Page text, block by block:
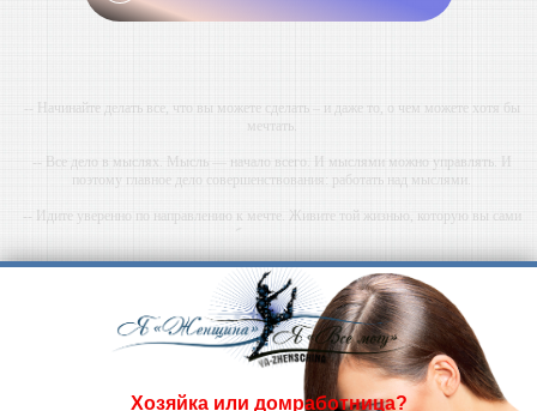
-- Начинайте делать все, что вы можете сделать – и даже то, о чем можете хотя бы
мечтать.
-- Все дело в мыслях. Мысль — начало всего. И мыслями можно управлять. И
поэтому главное дело совершенствования: работать над мыслями.
-- Идите уверенно по направлению к мечте. Живите той жизнью, которую вы сами
-- Самое большое богатство — это ум. Самая большая нищета — глупость. Из всех
страхов самый пугающий — самолюбование.
-- Лучшее, что можно сделать с хорошим советом, это пропустить его мимо ушей. Он
никогда не бывает полезен никому, кроме того, кто его дал.
-- Люблю давать советы и очень не люблю, когда их дают мне.
Хозяйка или домработница?